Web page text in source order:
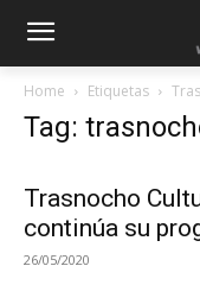
Home Etiquetas
Tag:
Trasnocho
continúa su
26/05/2020